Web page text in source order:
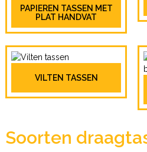
PAPIEREN TASSEN MET
PLAT HANDVAT
VILTEN TASSEN
Soorten